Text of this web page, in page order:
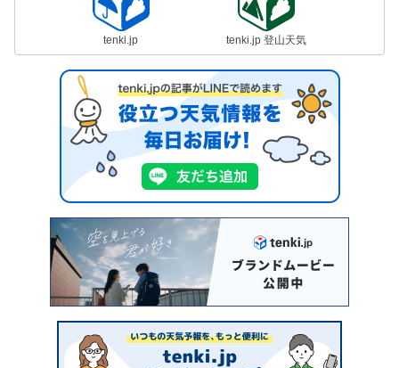
tenki.jp tenki.jp 登山天気